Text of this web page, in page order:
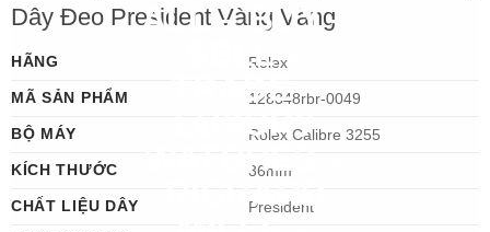
Dây Đeo President Vàng Vàng
HÃNG
Rolex
MÃ SẢN PHẨM
128348rbr-0049
BỘ MÁY
Rolex Calibre 3255
KÍCH THƯỚC
36mm
CHẤT LIỆU DÂY
President